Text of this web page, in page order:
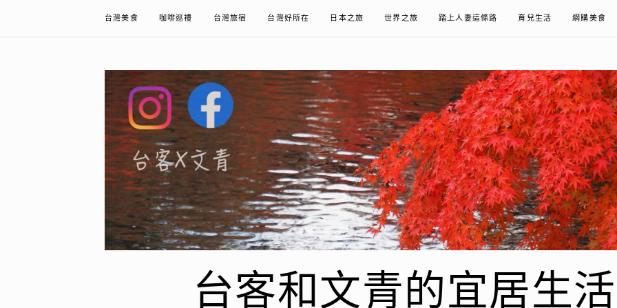
台灣美食 咖啡巡禮 台灣旅宿 台灣好所在 日本之旅 世界之旅 踏上人妻這條路 育兒生活 網購美食
台客和文青的宜居生